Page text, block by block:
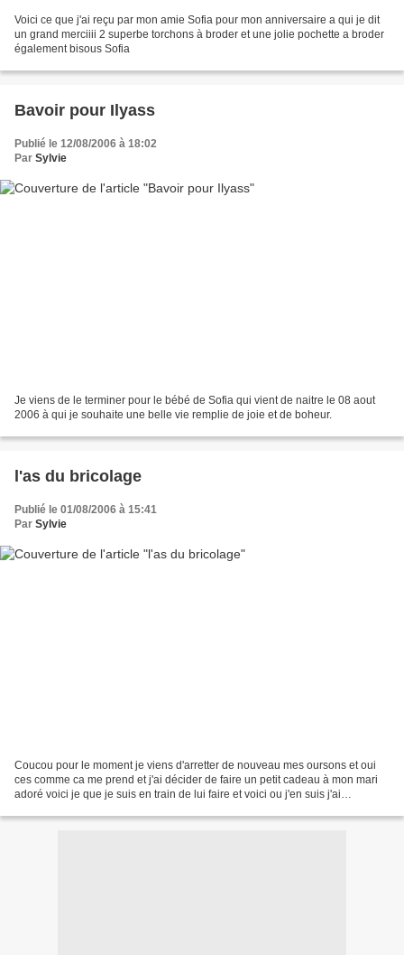
Voici ce que j'ai reçu par mon amie Sofia pour mon anniversaire a qui je dit
un grand merciiii 2 superbe torchons à broder et une jolie pochette a broder
également bisous Sofia
Bavoir pour Ilyass
Publié le 12/08/2006 à 18:02
Par Sylvie
Je viens de le terminer pour le bébé de Sofia qui vient de naitre le 08 aout
2006 à qui je souhaite une belle vie remplie de joie et de boheur.
l'as du bricolage
Publié le 01/08/2006 à 15:41
Par Sylvie
Coucou pour le moment je viens d'arretter de nouveau mes oursons et oui
ces comme ca me prend et j'ai décider de faire un petit cadeau à mon mari
adoré voici je que je suis en train de lui faire et voici ou j'en suis j'ai